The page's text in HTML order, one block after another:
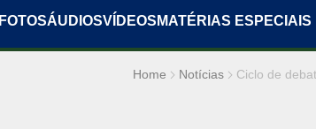
FOTOSÁUDIOSVÍDEOS MATÉRIAS ESPECIAIS
Home Notícias Ciclo de